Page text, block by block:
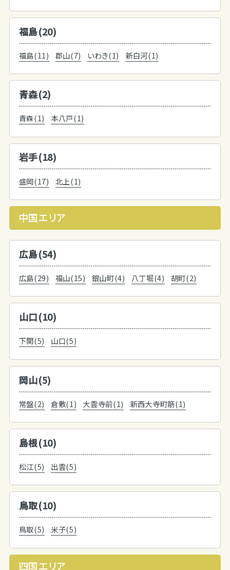
福島(20)
福島(11) 郡山(7) いわき(1) 新白河(1)
青森(2)
青森(1) 本八戸(1)
岩手(18)
盛岡(17) 北上(1)
中国エリア
広島(54)
広島(29) 福山(15) 銀山町(4) 八丁堀(4) 胡町(2)
山口(10)
下関(5) 山口(5)
岡山(5)
常盤(2) 倉敷(1) 大雲寺前(1) 新西大寺町筋(1)
島根(10)
松江(5) 出雲(5)
鳥取(10)
鳥取(5) 米子(5)
四国エリア